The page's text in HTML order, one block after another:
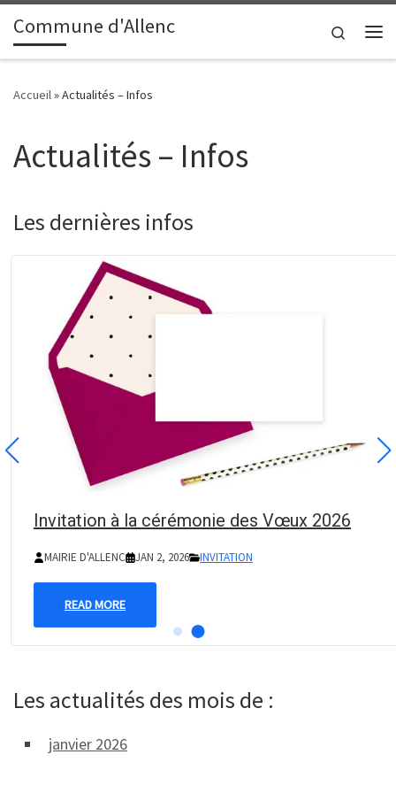
principalPasser au contenu
Commune d'Allenc
Search
Accueil»Actualités – Infos
Actualités – Infos
Les dernières infos
Invitation à la cérémonie des Vœux 2026
MAIRIE D'ALLENC JAN 2, 2026 INVITATION
READ MORE
Les actualités des mois de :
janvier 2026